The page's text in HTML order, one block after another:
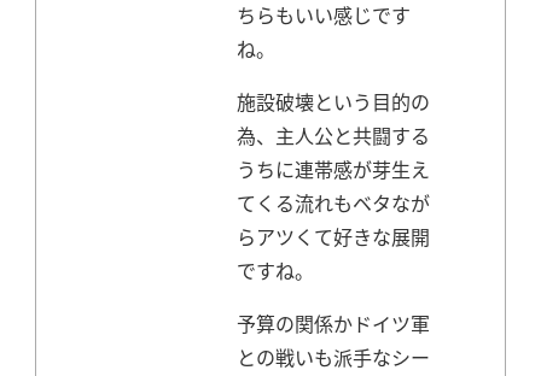
ちらもいい感じです
ね。
施設破壊という目的の
為、主人公と共闘する
うちに連帯感が芽生え
てくる流れもベタなが
らアツくて好きな展開
ですね。
予算の関係かドイツ軍
との戦いも派手なシー